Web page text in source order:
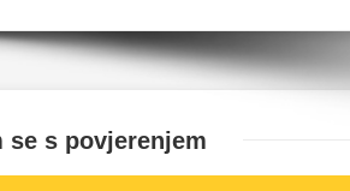
se s povjerenjem